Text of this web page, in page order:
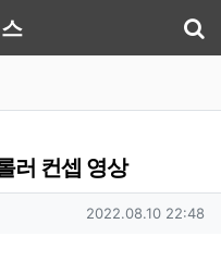
러 컨셉 영상
작성일
2022.08.10 22:48